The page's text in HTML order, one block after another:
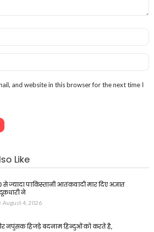
and website in this browser for the next time I
Like
से ज्यादा पाकिस्तानी आतंकवादी मार दिए अज्ञात
ने
August 4, 2026
नपुंसक हिजड़े बदनाम हिन्दुओं को करते है,